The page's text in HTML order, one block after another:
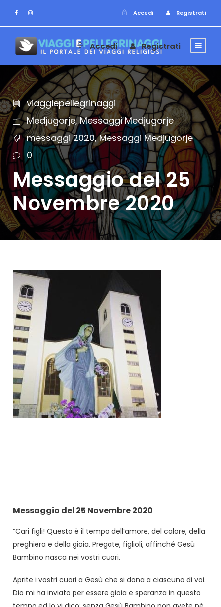
Accedi Registrati
Accedi Registrati
viaggiepellegrinaggi
Medjugorje, Messaggi Medjugorje
messaggi 2020, Messaggi Medjugorje
0
Messaggio del 25
Novembre 2020
Messaggio del 25 Novembre 2020
“Cari figli! Questo è il tempo dell’amore, del calore, della
preghiera e della gioia. Pregate, figlioli, affinché Gesù
Bambino nasca nei vostri cuori.
Aprite i vostri cuori a Gesù che si dona a ciascuno di voi.
Dio mi ha inviato per essere gioia e speranza in questo